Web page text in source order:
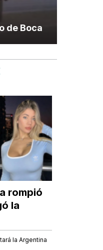
de Boca
rompió
la
la Argentina